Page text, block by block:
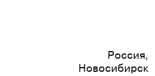
Россия,
Новосибирск